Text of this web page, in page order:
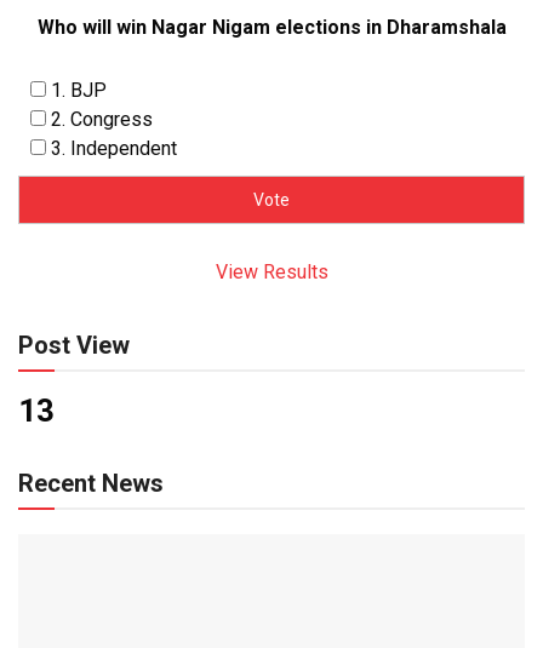
Who will win Nagar Nigam elections in Dharamshala
1. BJP
2. Congress
3. Independent
View Results
Post View
13
Recent News